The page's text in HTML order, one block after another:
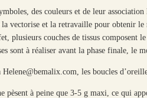
des couleurs et de leur
vectorise et la retravaille pour obtenir
plusieurs couches de tissus
sont à réaliser avant la phase finale, le
les boucles
pèsent à peine que 3-5 g maxi, ce qui